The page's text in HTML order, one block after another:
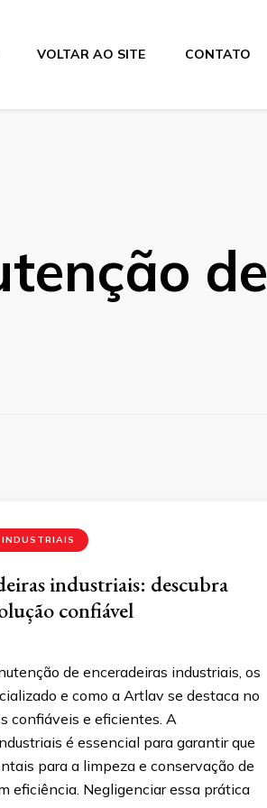
VOLTAR AO SITE CONTATO
de
INDUSTRIAIS
industriais: descubra
confiável
de enceradeiras industriais, os
e como a Artlav se destaca no
confiáveis e eficientes. A
é essencial para garantir que
para a limpeza e conservação de
eficiência. Negligenciar essa prática